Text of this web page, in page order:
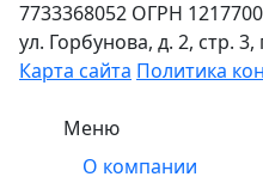
7733368052 ОГРН
ул. Горбунова, д. 2, стр.
Карта сайта Политика
Меню
О компании